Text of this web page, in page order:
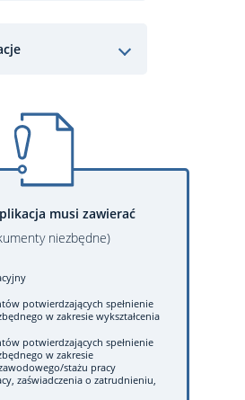
musi zawierać
niezbędne)
potwierdzających spełnienie
w zakresie wykształcenia
potwierdzających spełnienie
w zakresie
stażu pracy
zaświadczenia o zatrudnieniu,